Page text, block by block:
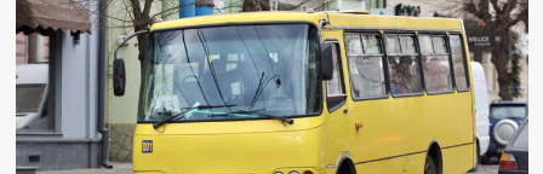
і
шкідливі
викиди
Лужанського
спиртзаводу
триватимуть
до
2032